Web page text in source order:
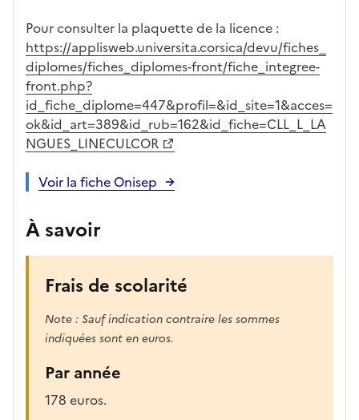
ur
e
Pour consulter la plaquette de la licence :
https://applisweb.universita.corsica/devu/fiches_
diplomes/fiches_diplomes-front/fiche_integree-
front.php?
id_fiche_diplome=447&profil=&id_site=1&acces=
ok&id_art=389&id_rub=162&id_fiche=CLL_L_LA
NGUES_LINECULCOR
Voir la fiche Onisep
À savoir
Frais de scolarité
Note : Sauf indication contraire les sommes
indiquées sont en euros.
Par année
178 euros.